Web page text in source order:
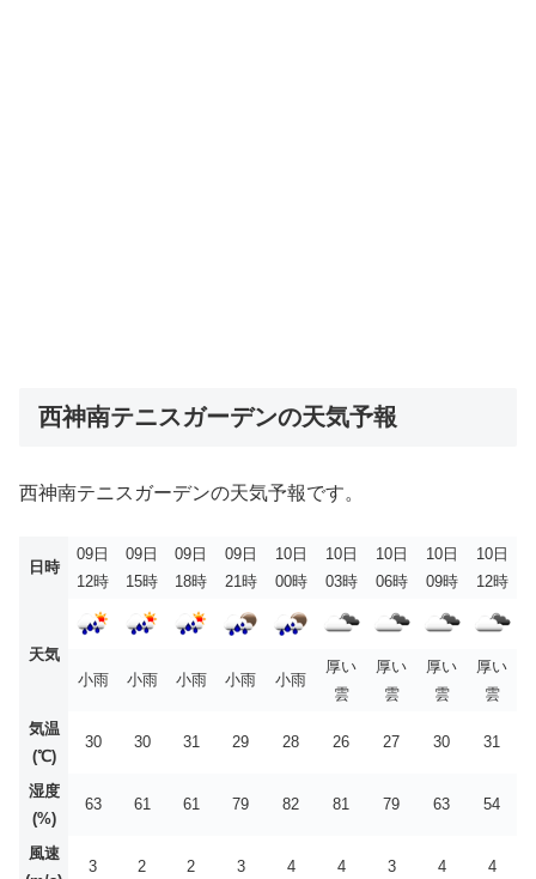
西神南テニスガーデンの天気予報
西神南テニスガーデンの天気予報です。
日時
09日
12時
09日
15時
09日
18時
09日
21時
10日
00時
10日
03時
10日
06時
10日
09時
10日
12時
天気
小雨
小雨 小雨 小雨 小雨
厚い
雲
厚い
雲
厚い
雲
厚い
雲
気温
(℃)
30 30 31 29 28 26 27 30 31
湿度
(%)
63 61 61 79 82 81 79 63 54
風速
3 2 2 3 4 4 3 4 4